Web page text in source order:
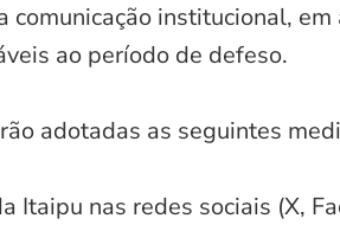
comunicação institucional,
ao período de defeso.
adotadas as seguintes
Itaipu nas redes sociais (X,